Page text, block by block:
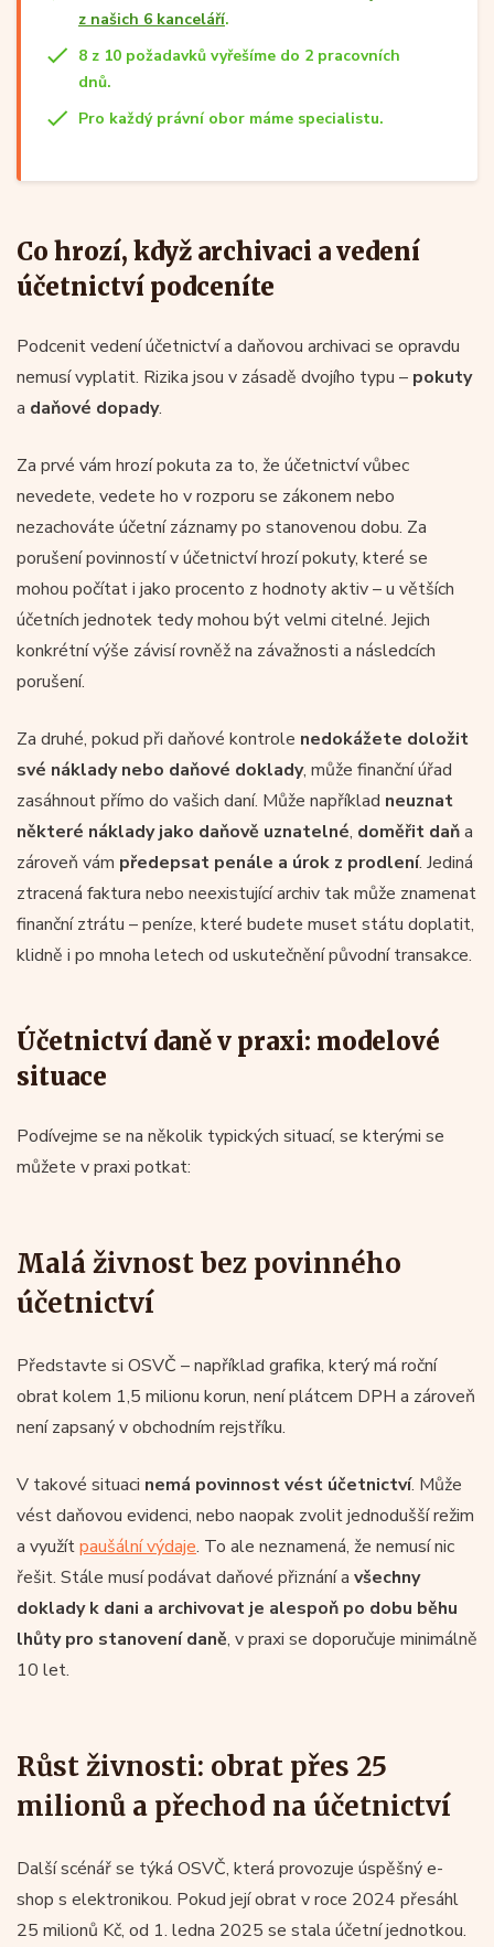
z našich 6 kanceláří.
8 z 10 požadavků vyřešíme do 2 pracovních
dnů.
Pro každý právní obor máme specialistu.
Co hrozí, když archivaci a vedení
účetnictví podceníte
Podcenit vedení účetnictví a daňovou archivaci se opravdu
nemusí vyplatit. Rizika jsou v zásadě dvojího typu – pokuty
a daňové dopady.
Za prvé vám hrozí pokuta za to, že účetnictví vůbec
nevedete, vedete ho v rozporu se zákonem nebo
nezachováte účetní záznamy po stanovenou dobu. Za
porušení povinností v účetnictví hrozí pokuty, které se
mohou počítat i jako procento z hodnoty aktiv – u větších
účetních jednotek tedy mohou být velmi citelné. Jejich
konkrétní výše závisí rovněž na závažnosti a následcích
porušení.
Za druhé, pokud při daňové kontrole nedokážete doložit
své náklady nebo daňové doklady, může finanční úřad
zasáhnout přímo do vašich daní. Může například neuznat
některé náklady jako daňově uznatelné, doměřit daňa
zároveň vám předepsat penále a úrok z prodlení. Jediná
ztracená faktura nebo neexistující archiv tak může znamenat
finanční ztrátu – peníze, které budete muset státu doplatit,
klidně i po mnoha letech od uskutečnění původní transakce.
Účetnictví daně v praxi: modelové
situace
Podívejme se na několik typických situací, se kterými se
můžete v praxi potkat:
Malá živnost bez povinného
účetnictví
Představte si OSVČ – například grafika, který má roční
obrat kolem 1,5 milionu korun, není plátcem DPH a zároveň
není zapsaný v obchodním rejstříku.
V takové situaci nemá povinnost vést účetnictví. Může
vést daňovou evidenci, nebo naopak zvolit jednodušší režim
a využítpaušální výdaje. To ale neznamená, že nemusí nic
řešit. Stále musí podávat daňové přiznání a všechny
doklady k dani a archivovat je alespoň po dobu běhu
lhůty pro stanovení daně, v praxi se doporučuje minimálně
10 let.
Růst živnosti: obrat přes 25
milionů a přechod na účetnictví
Další scénář se týká OSVČ, která provozuje úspěšný e-
shop s elektronikou. Pokud její obrat v roce 2024 přesáhl
25 milionů Kč, od 1. ledna 2025 se stala účetní jednotkou.